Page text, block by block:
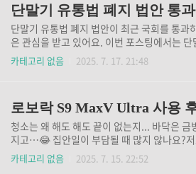
에 걸..
요. 이 우산, 진짜 어떻게 이렇게 편리할 수 있
렉스 우산접이식이라 가방에 쏙 들어가는 사
름철 외출의 필수 아이템으로 자리를 잡았어
도 간단해요. 버튼 하나로 자동으로 펴지고, 접
잡이를 잡고 당기기만 하면 되니 초보자도 손쉽
보니, 이 우산은..
단말기 유통법 폐지 법안 통과
단말기 유통법 폐지 법안이 최근 국회를 통과
은 관심을 받고 있어요. 이번 포스팅에서는 단
법의 역사와 폐지의 주요 내용, 소비자와 업계
영향, 그리고 앞으로의 전망에 대해 자세히 알
말기 유통업체 간의 경쟁을 규제하는 법이었어
은 소비자 보호를 목적으로 했지만, 시간이 지
러 가지 문제점이 드러났죠. 최근에는 이 법이
게 오히려 불리하게 작용한다는 의견이 많아졌
말기 유통법의 역사단말기 유통법은 2014년
카테고리 없음 2025. 7. 17. 21:48
로보락 S9 MaxV Ultra 사용
청소는 왜 해도 해도 끝이 없는지... 바닥은 금
지고…😂 집안일이 부담될 때 많지 않나요?
소기 돌리는 게 일이었는데 로봇청소기 하나 들
의 질이 달라졌어요! 로보락 S9 MaxV Ultra 덕
카테고리 없음 2025. 7. 15. 22:52